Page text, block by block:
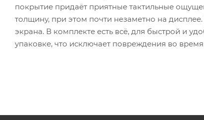
покрытие придаёт приятные тактильные
толщину, при этом почти незаметно на
экрана. В комплекте есть всё, для быстрой и
упаковке, что исключает повреждения во